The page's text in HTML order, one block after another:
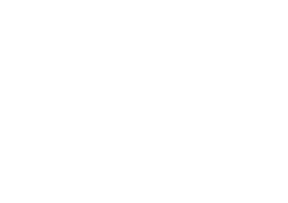
品です。
のある商品です。
出す予定はありません。
。